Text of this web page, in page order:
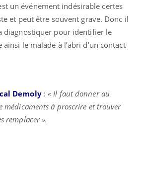
un événement indésirable certes
et peut être souvent grave. Donc il
diagnostiquer pour identifier le
le malade à l’abri d’un contact
Demoly: « Il faut donner au
médicaments à proscrire et trouver
remplacer ».